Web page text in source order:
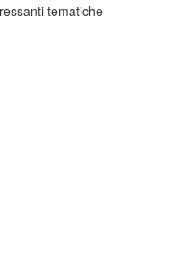
tematiche